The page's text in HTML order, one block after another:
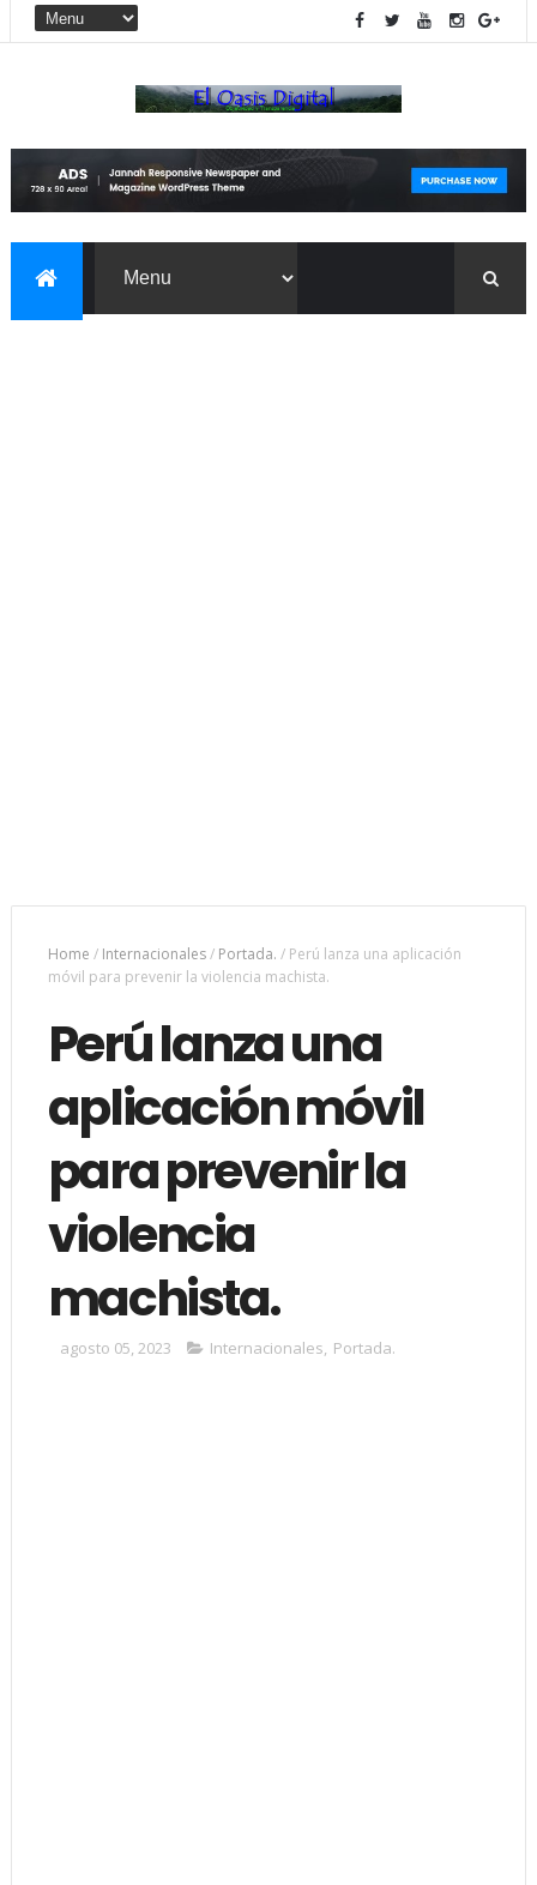
Home / Internacionales/ Portada. / Perú lanza una aplicación
móvil para prevenir la violencia machista.
Perú lanza una
aplicación móvil
para prevenir la
violencia
machista.
agosto 05, 2023 Internacionales, Portada.